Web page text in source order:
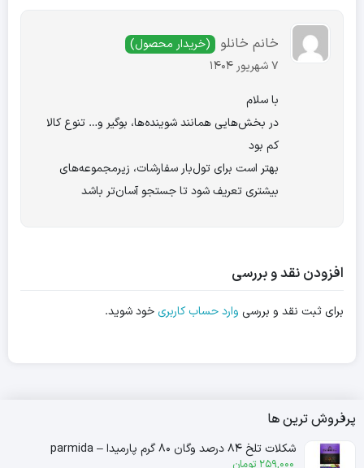
خانم خانلو
(خریدار محصول)
7 شهریور 1404
با سلام
در بخش‌هایی همانند شوینده‌ها، بوگیر و… تنوع کالا
کم بود
بهتر است برای تول‌بار سفارشات، زیرمجموعه‌های
بیشتری تعریف شود تا جستجو آسان‌تر باشد
افزودن نقد و بررسی
برای ثبت نقد و بررسی وارد حساب کاربریخود شوید.
پرفروش ترین ها
شکلات تلخ ۸۴ درصد وگان ۸۰ گرم پارمیدا – parmida
259,000 تومان